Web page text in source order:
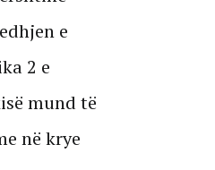
e
2 e
mund të
në krye